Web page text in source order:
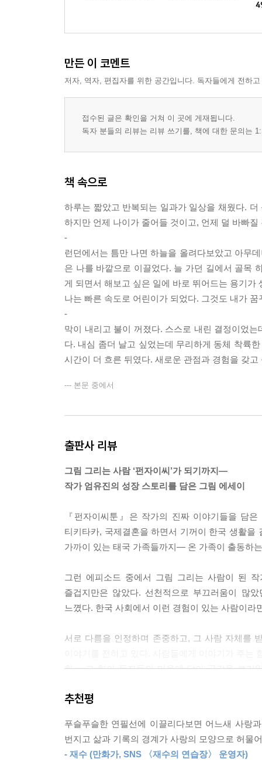
만든 이 코멘트
저자, 역자, 편집자를 위한 공간입니다. 독자들에게 전하
접수된 글은 확인을 거쳐 이 곳에 게재됩니다.
독자 분들의 리뷰는 리뷰 쓰기를, 책에 대한 문의는
책 속으로
하루는 짧았고 반복되는 일과가 일상을 채웠다.
하지만 언제 나이가 줄어들 것이고, 언제 덜 바빠질
-
런던에서는 틈만 나면 하늘을 올려다보았고 아무
은 나를 바깥으로 이끌었다. 늘 가던 길에서 골목
게 되면서 해보고 싶은 일에 바로 뛰어드는 용기
나는 빠른 속도로 어린이가 되었다. 그것도 내가
-
막이 내리고 불이 꺼졌다. 스스로 내린 결정이었
다. 내심 좀더 날고 싶었는데 무리하게 동체 착륙
시간이 더 흐른 뒤였다. 새로운 관점과 경험을 갖
--- 본문 중에서
출판사 리뷰
그림 그리는 사람 ‘펀자이씨’가 되기까지―
작가 엄유진의 성장 스토리를 담은 그림 에세이
『펀자이씨툰』은 작가의 진짜 이야기들을 담
티키타카, 국제결혼을 하면서 기꺼이 한국 생활
가까이 있는 태국 가족들까지― 온 가족이 출동하
그런 에피소드 중에서 그림 그리는 사람이 된
즐겁지만은 않았다. 선천적으로 부끄러움이 많
느꼈다. 한국 사회에서 이런 경험이 있는 사람이
서로 다름을 인정하며 존중하고, 그 사람 자체를
힘― 그 힘이 독자들의 마음에 닿아 공감을 불러
원고를 대폭 보완하고 색을 더하여 생동감을 불어
연필로 전하는 따뜻하고 유쾌한 그림 에세이
추천평
푸슬푸슬한 연필선에 이끌리다보면 어느새 사랑
번지고 삶과 기록의 경계가 사랑의 모양으로 허
- 재수 (만화가, SNS 〈재수의 연습장〉 운영자)